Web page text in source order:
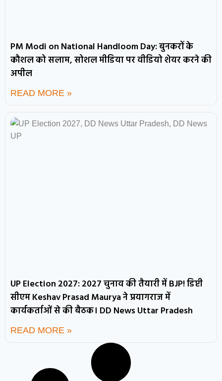
PM Modi on National Handloom Day: बुनकरों के
कौशल को सलाम, सोशल मीडिया पर वीडियो शेयर करने की
अपील
READ MORE »
UP Election 2027: 2027 चुनाव की तैयारी में BJP! डिप्टी
सीएम Keshav Prasad Maurya ने प्रयागराज में
कार्यकर्ताओं से की बैठक। DD News Uttar Pradesh
READ MORE »